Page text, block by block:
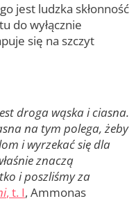
jest ludzka skłonność
do wyłącznie
się na szczyt
droga wąska i ciasna.
na tym polega, żeby
i wyrzekać się dla
znaczą
i poszliśmy za
, t. I, Ammonas